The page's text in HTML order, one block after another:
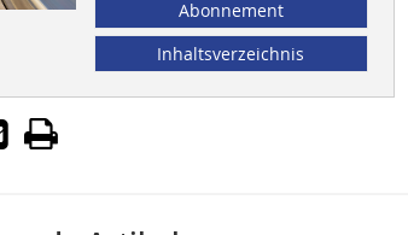
Abonnement
Inhaltsverzeichnis